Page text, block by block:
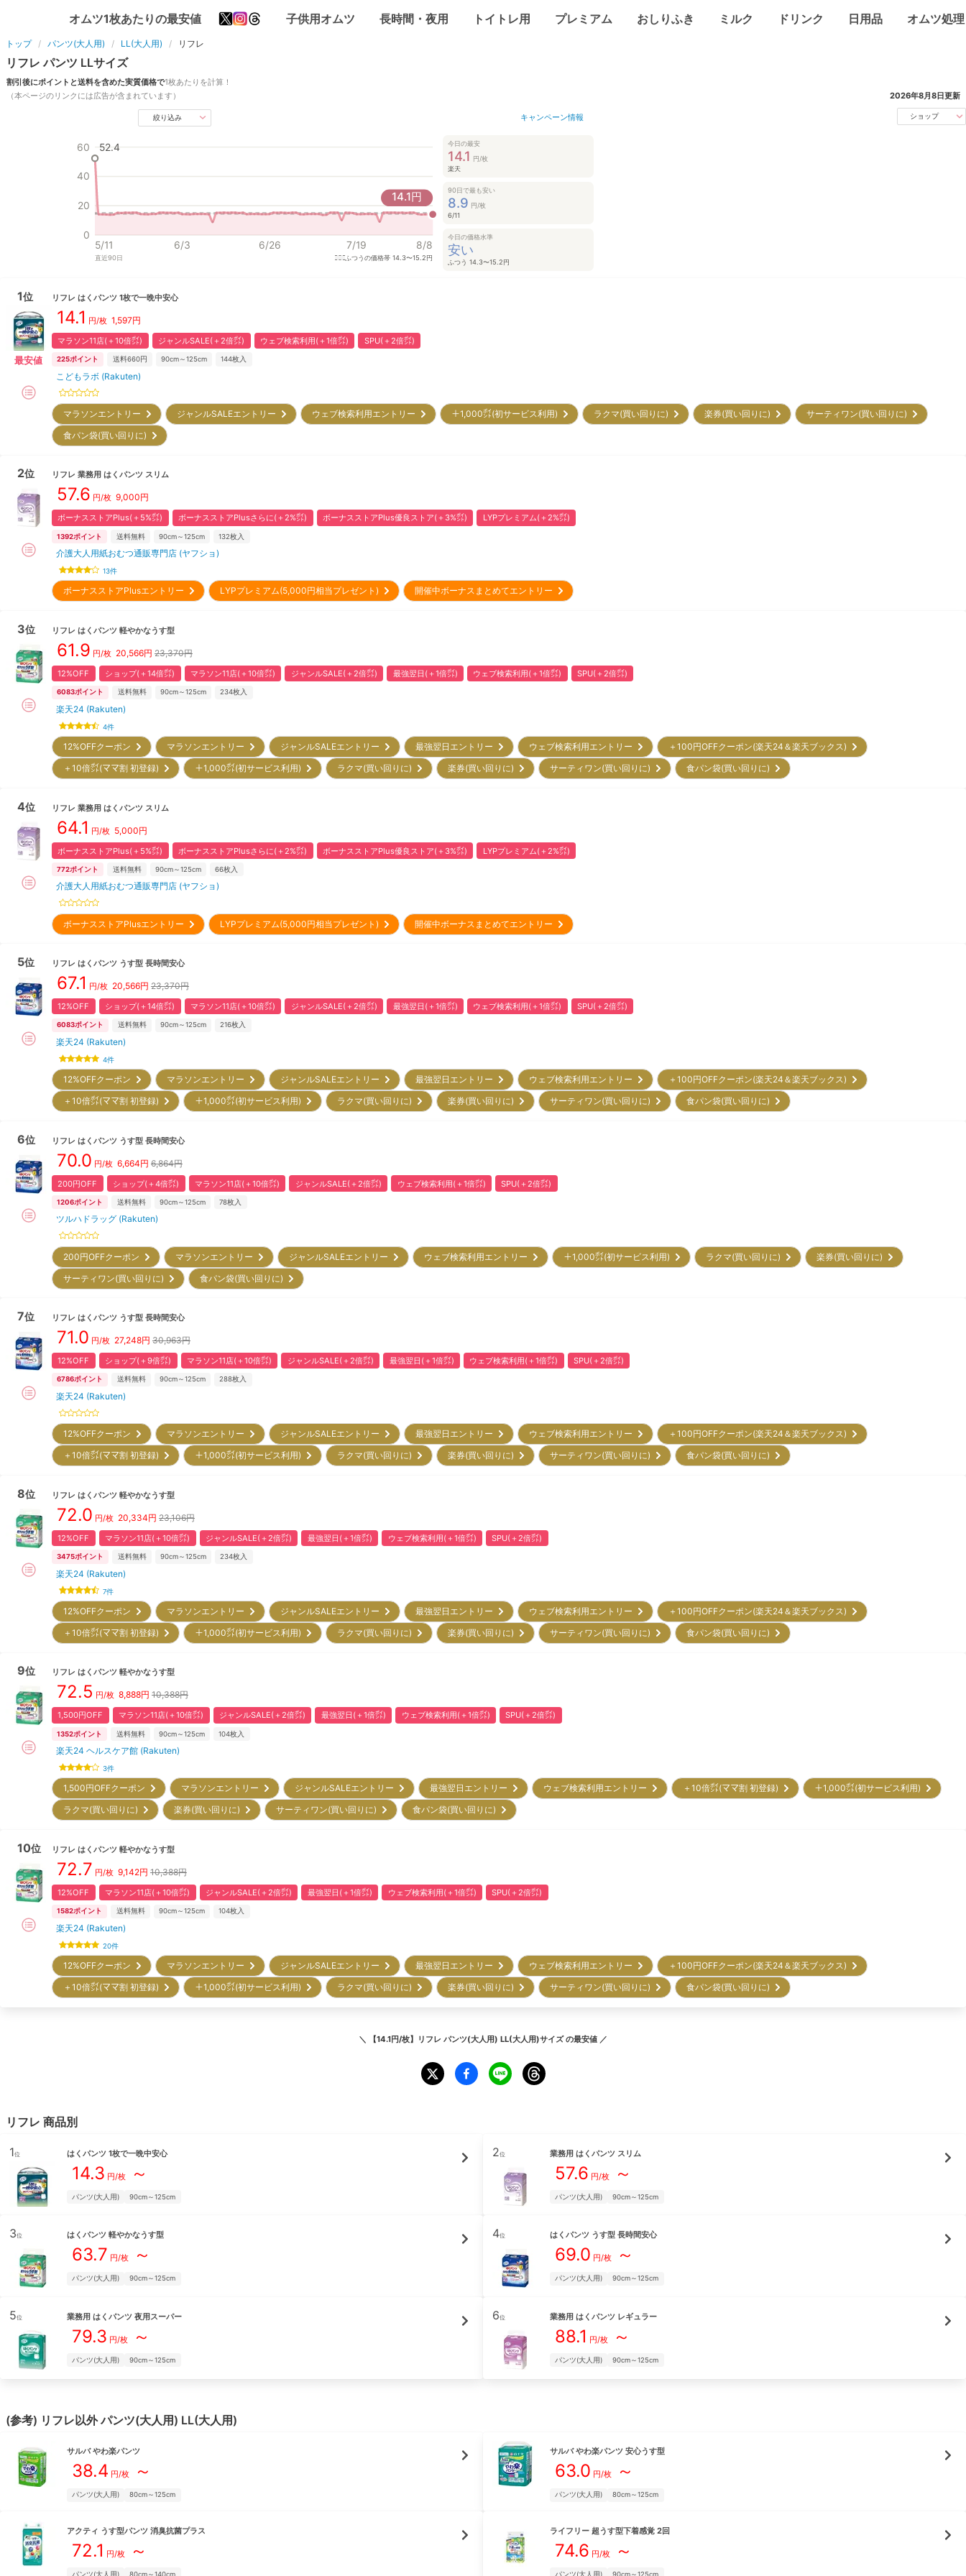
オムツ1枚あたりの最安値 子供用オムツ 長時間・夜用 トイトレ用 プレミアム おしりふき ミルク ドリンク 日用品 オムツ処理
トップ パンツ(大人用) LL(大人用) リフレ
リフレ パンツ LLサイズ
割引後にポイントと送料を含めた実質価格で1枚あたりを計算！
（本ページのリンクには広告が含まれています）
2026年8月8日更新
絞り込み キャンペーン情報 ショップ
今日の最安
14.1 円/枚
楽天
90日で最も安い
8.9 円/枚
6/11
今日の価格水準
安い
ふつう 14.3〜15.2円
0
20
40
60
5/11 6/3 6/26 7/19 8/8
52.4
14.1円
直近90日 ふつうの価格帯14.3〜15.2円
1位
最安値
リフレ はくパンツ 1枚で一晩中安心
14.1 円/枚 1,597円
マラソン11店(＋10倍㌽) ジャンルSALE(＋2倍㌽) ウェブ検索利用(＋1倍㌽) SPU(＋2倍㌽)
225ポイント 送料660円 90cm～125cm 144枚入
こどもラボ (Rakuten)
マラソンエントリー ジャンルSALEエントリー ウェブ検索利用エントリー ＋1,000㌽(初サービス利用) ラクマ(買い回りに) 楽券(買い回りに)
サーティワン(買い回りに)
食パン袋(買い回りに)
2位 リフレ 業務用 はくパンツ スリム
57.6 円/枚 9,000円
ボーナスストアPlus(＋5%㌽) ボーナスストアPlusさらに(＋2%㌽) ボーナスストアPlus優良ストア(＋3%㌽) LYPプレミアム(＋2%㌽)
1392ポイント 送料無料 90cm～125cm 132枚入
介護大人用紙おむつ通販専門店 (ヤフショ)
13件
ボーナスストアPlusエントリー LYPプレミアム(5,000円相当プレゼント) 開催中ボーナスまとめてエントリー
3位 リフレ はくパンツ 軽やかなうす型
61.9 円/枚 20,566円 23,370円
12%OFF ショップ(＋14倍㌽) マラソン11店(＋10倍㌽) ジャンルSALE(＋2倍㌽) 最強翌日(＋1倍㌽) ウェブ検索利用(＋1倍㌽) SPU(＋2倍㌽)
6083ポイント 送料無料 90cm～125cm 234枚入
楽天24 (Rakuten)
4件
12%OFFクーポン マラソンエントリー ジャンルSALEエントリー 最強翌日エントリー ウェブ検索利用エントリー
＋100円OFFクーポン(楽天24＆楽天ブックス)
＋10倍㌽(ママ割 初登録)
＋1,000㌽(初サービス利用) ラクマ(買い回りに) 楽券(買い回りに) サーティワン(買い回りに) 食パン袋(買い回りに)
4位 リフレ 業務用 はくパンツ スリム
64.1 円/枚 5,000円
ボーナスストアPlus(＋5%㌽) ボーナスストアPlusさらに(＋2%㌽) ボーナスストアPlus優良ストア(＋3%㌽) LYPプレミアム(＋2%㌽)
772ポイント 送料無料 90cm～125cm 66枚入
介護大人用紙おむつ通販専門店 (ヤフショ)
ボーナスストアPlusエントリー LYPプレミアム(5,000円相当プレゼント) 開催中ボーナスまとめてエントリー
5位 リフレ はくパンツ うす型 長時間安心
67.1 円/枚 20,566円 23,370円
12%OFF ショップ(＋14倍㌽) マラソン11店(＋10倍㌽) ジャンルSALE(＋2倍㌽) 最強翌日(＋1倍㌽) ウェブ検索利用(＋1倍㌽) SPU(＋2倍㌽)
6083ポイント 送料無料 90cm～125cm 216枚入
楽天24 (Rakuten)
4件
12%OFFクーポン マラソンエントリー ジャンルSALEエントリー 最強翌日エントリー ウェブ検索利用エントリー
＋100円OFFクーポン(楽天24＆楽天ブックス)
＋10倍㌽(ママ割 初登録)
＋1,000㌽(初サービス利用) ラクマ(買い回りに) 楽券(買い回りに) サーティワン(買い回りに) 食パン袋(買い回りに)
6位 リフレ はくパンツ うす型 長時間安心
70.0 円/枚 6,664円 6,864円
200円OFF ショップ(＋4倍㌽) マラソン11店(＋10倍㌽) ジャンルSALE(＋2倍㌽) ウェブ検索利用(＋1倍㌽) SPU(＋2倍㌽)
1206ポイント 送料無料 90cm～125cm 78枚入
ツルハドラッグ (Rakuten)
200円OFFクーポン マラソンエントリー ジャンルSALEエントリー ウェブ検索利用エントリー ＋1,000㌽(初サービス利用) ラクマ(買い回りに)
楽券(買い回りに)
サーティワン(買い回りに)
食パン袋(買い回りに)
7位 リフレ はくパンツ うす型 長時間安心
71.0 円/枚 27,248円 30,963円
12%OFF ショップ(＋9倍㌽) マラソン11店(＋10倍㌽) ジャンルSALE(＋2倍㌽) 最強翌日(＋1倍㌽) ウェブ検索利用(＋1倍㌽) SPU(＋2倍㌽)
6786ポイント 送料無料 90cm～125cm 288枚入
楽天24 (Rakuten)
12%OFFクーポン マラソンエントリー ジャンルSALEエントリー 最強翌日エントリー ウェブ検索利用エントリー
＋100円OFFクーポン(楽天24＆楽天ブックス)
＋10倍㌽(ママ割 初登録)
＋1,000㌽(初サービス利用) ラクマ(買い回りに) 楽券(買い回りに) サーティワン(買い回りに) 食パン袋(買い回りに)
8位 リフレ はくパンツ 軽やかなうす型
72.0 円/枚 20,334円 23,106円
12%OFF マラソン11店(＋10倍㌽) ジャンルSALE(＋2倍㌽) 最強翌日(＋1倍㌽) ウェブ検索利用(＋1倍㌽) SPU(＋2倍㌽)
3475ポイント 送料無料 90cm～125cm 234枚入
楽天24 (Rakuten)
7件
12%OFFクーポン マラソンエントリー ジャンルSALEエントリー 最強翌日エントリー ウェブ検索利用エントリー
＋100円OFFクーポン(楽天24＆楽天ブックス)
＋10倍㌽(ママ割 初登録)
＋1,000㌽(初サービス利用) ラクマ(買い回りに) 楽券(買い回りに) サーティワン(買い回りに) 食パン袋(買い回りに)
9位 リフレ はくパンツ 軽やかなうす型
72.5 円/枚 8,888円 10,388円
1,500円OFF マラソン11店(＋10倍㌽) ジャンルSALE(＋2倍㌽) 最強翌日(＋1倍㌽) ウェブ検索利用(＋1倍㌽) SPU(＋2倍㌽)
1352ポイント 送料無料 90cm～125cm 104枚入
楽天24 ヘルスケア館 (Rakuten)
3件
1,500円OFFクーポン マラソンエントリー ジャンルSALEエントリー 最強翌日エントリー ウェブ検索利用エントリー ＋10倍㌽(ママ割 初登録)
＋1,000㌽(初サービス利用)
ラクマ(買い回りに)
楽券(買い回りに) サーティワン(買い回りに) 食パン袋(買い回りに)
10位 リフレ はくパンツ 軽やかなうす型
72.7 円/枚 9,142円 10,388円
12%OFF マラソン11店(＋10倍㌽) ジャンルSALE(＋2倍㌽) 最強翌日(＋1倍㌽) ウェブ検索利用(＋1倍㌽) SPU(＋2倍㌽)
1582ポイント 送料無料 90cm～125cm 104枚入
楽天24 (Rakuten)
20件
12%OFFクーポン マラソンエントリー ジャンルSALEエントリー 最強翌日エントリー ウェブ検索利用エントリー
＋100円OFFクーポン(楽天24＆楽天ブックス)
＋10倍㌽(ママ割 初登録)
＋1,000㌽(初サービス利用) ラクマ(買い回りに) 楽券(買い回りに) サーティワン(買い回りに) 食パン袋(買い回りに)
＼ 【14.1円/枚】リフレ パンツ(大人用) LL(大人用)サイズの最安値 ／
リフレ 商品別
1位 はくパンツ 1枚で一晩中安心
14.3 円/枚～
パンツ(大人用) 90cm～125cm
2位 業務用 はくパンツ スリム
57.6 円/枚～
パンツ(大人用) 90cm～125cm
3位 はくパンツ 軽やかなうす型
63.7 円/枚～
パンツ(大人用) 90cm～125cm
4位 はくパンツ うす型 長時間安心
69.0 円/枚～
パンツ(大人用) 90cm～125cm
5位 業務用 はくパンツ 夜用スーパー
79.3 円/枚～
パンツ(大人用) 90cm～125cm
6位 業務用 はくパンツ レギュラー
88.1 円/枚～
パンツ(大人用) 90cm～125cm
(参考) リフレ以外パンツ(大人用) LL(大人用)
サルバ やわ楽パンツ
38.4 円/枚～
パンツ(大人用) 80cm～125cm
サルバ やわ楽パンツ 安心うす型
63.0 円/枚～
パンツ(大人用) 80cm～125cm
アクティ うす型パンツ 消臭抗菌プラス
72.1 円/枚～
パンツ(大人用) 80cm～140cm
ライフリー 超うす型下着感覚 2回
74.6 円/枚～
パンツ(大人用) 90cm～125cm